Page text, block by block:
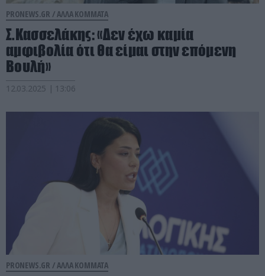
PRONEWS.GR /ΑΛΛΑ ΚΟΜΜΑΤΑ
Σ.Κασσελάκης: «Δεν έχω καμία
αμφιβολία ότι θα είμαι στην επόμενη
Βουλή»
12.03.2025 | 13:06
PRONEWS.GR /ΑΛΛΑ ΚΟΜΜΑΤΑ